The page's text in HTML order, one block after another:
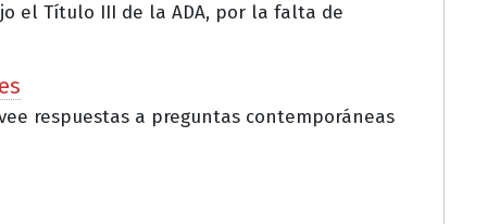
el Título III de la ADA, por la falta de
respuestas a preguntas contemporáneas